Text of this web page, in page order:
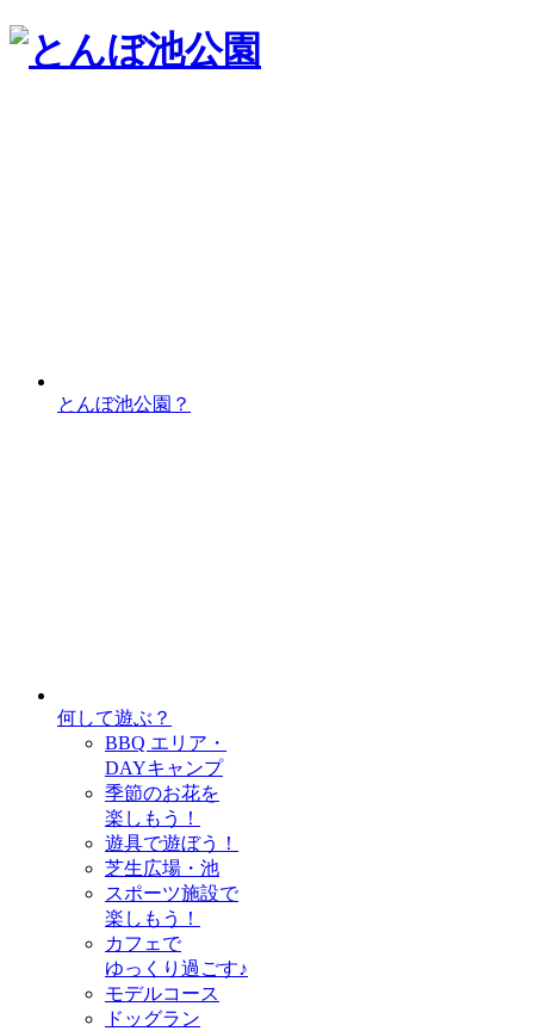
とんぼ池公園？
何して遊ぶ？
BBQ エリア・
DAYキャンプ
季節のお花を
楽しもう！
遊具で遊ぼう！
芝生広場・池
スポーツ施設で
楽しもう！
カフェで
ゆっくり過ごす♪
モデルコース
ドッグラン